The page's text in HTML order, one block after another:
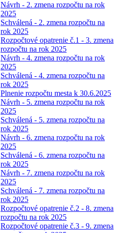
Návrh - 2. zmena rozpočtu na rok
2025
Schválená - 2. zmena rozpočtu na
rok 2025
Rozpočtové opatrenie č.1 - 3. zmena
rozpočtu na rok 2025
Návrh - 4. zmena rozpočtu na rok
2025
Schválená - 4. zmena rozpočtu na
rok 2025
Plnenie rozpočtu mesta k 30.6.2025
Návrh - 5. zmena rozpočtu na rok
2025
Schválená - 5. zmena rozpočtu na
rok 2025
Návrh - 6. zmena rozpočtu na rok
2025
Schválená - 6. zmena rozpočtu na
rok 2025
Návrh - 7. zmena rozpočtu na rok
2025
Schválená - 7. zmena rozpočtu na
rok 2025
Rozpočtové opatrenie č.2 - 8. zmena
rozpočtu na rok 2025
Rozpočtové opatrenie č.3 - 9. zmena